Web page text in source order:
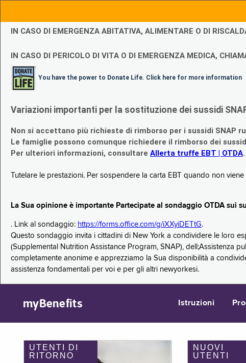
IN CASO DI EMERGENZA ABITATIVA, ALIMENTARE O DI
IN CASO DI PERICOLO DI VITA O DI EMERGENZA MEDICA,
You have the power to Donate Life. Click here for more information
Variazioni importanti per la sostituzione dei sussidi
Non si accettano più richieste di rimborso per i sussidi SNAP
Le famiglie possono comunque richiedere il rimborso dei
Per ulteriori informazioni, consultare Allerta truffe EBT | OTDA.
Tutelare le prestazioni. Per sospendere la carta EBT quando non
La Sua opinione è importante Partecipate al sondaggio OTDA sui
. Link al sondaggio: https://forms.office.com/g/iXXyiDETtG.
Questo sondaggio invita i cittadini di New York a condividere le loro
(Supplemental Nutrition Assistance Program, SNAP), dell;Assistenza
completamente anonime e apprezziamo la Sua disponibilità a
assistenza fondamentali per voi e per gli altri newyorkesi.
myBenefits Istruzioni
UTENTI DI
RITORNO
NUOVI
UTENTI